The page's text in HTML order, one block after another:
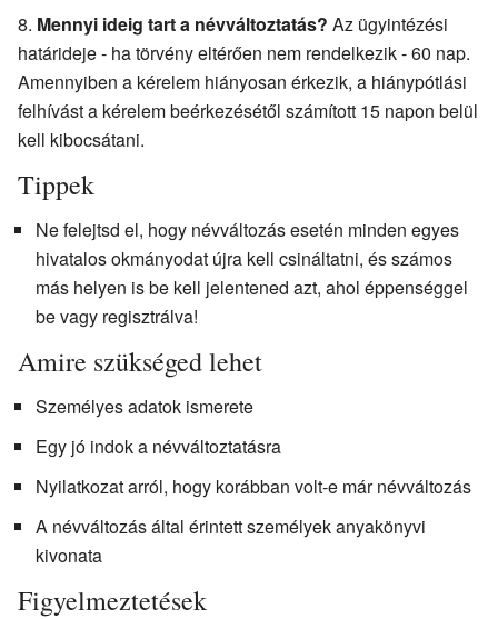
Mennyi ideig tart a névváltoztatás? Az ügyintézési
határideje - ha törvény eltérően nem rendelkezik - 60 nap.
Amennyiben a kérelem hiányosan érkezik, a hiánypótlási
felhívást a kérelem beérkezésétől számított 15 napon belül
kell kibocsátani.
Tippek
Ne felejtsd el, hogy névváltozás esetén minden egyes
hivatalos okmányodat újra kell csináltatni, és számos
más helyen is be kell jelentened azt, ahol éppenséggel
be vagy regisztrálva!
Amire szükséged lehet
Személyes adatok ismerete
Egy jó indok a névváltoztatásra
Nyilatkozat arról, hogy korábban volt-e már névváltozás
A névváltozás által érintett személyek anyakönyvi
kivonata
Figyelmeztetések